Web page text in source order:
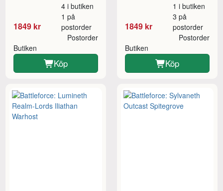
1849 kr
4 i butiken
1 på
postorder
Butiken
Postorder
Köp
1849 kr
1 i butiken
3 på
postorder
Butiken
Postorder
Köp